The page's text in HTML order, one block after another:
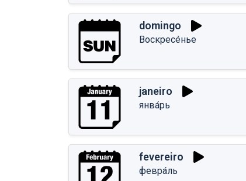
domingo
Воскресе́нье
janeiro
янва́рь
fevereiro
февра́ль